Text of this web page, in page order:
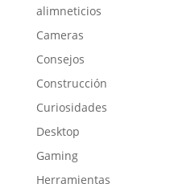
alimneticios
Cameras
Consejos
Construcción
Curiosidades
Desktop
Gaming
Herramientas